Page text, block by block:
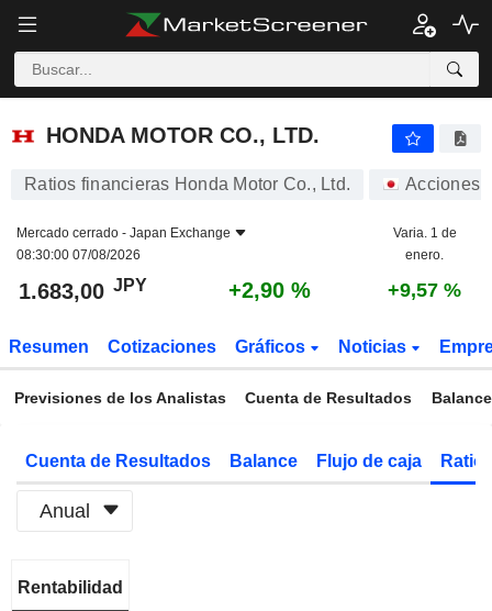
HONDA MOTOR CO., LTD.
HONDA MOTOR CO., LTD.
Ratios financieras Honda Motor Co., Ltd. Acciones
Mercado cerrado - Japan Exchange
08:30:00 07/08/2026
Varia. 1 de
enero.
1.683,00 JPY +2,90 % +9,57 %
Resumen Cotizaciones Gráficos Noticias
Previsiones de los Analistas Cuenta de Resultados Balance
Cuenta de Resultados Balance Flujo de caja
Anual
fiscal:
Rentabilidad